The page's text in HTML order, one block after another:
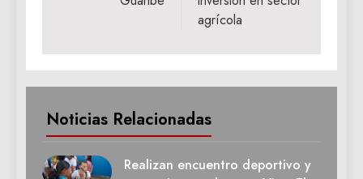
agrícola
Noticias Relacionadas
Realizan encuentro deportivo y